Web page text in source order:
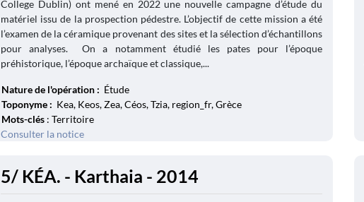
College Dublin) ont mené en 2022 une nouvelle campagne d’étude du
matériel issu de la prospection pédestre. L’objectif de cette mission a été
l’examen de la céramique provenant des sites et la sélection d’échantillons
pour analyses. On a notamment étudié les pates pour l’époque
préhistorique, l’époque archaïque et classique,...
Nature de l'opération : Étude
Toponyme : Kea, Keos, Zea, Céos, Tzia, region_fr, Grèce
Mots-clés : Territoire
Consulter la notice
5/ KÉA. - Karthaia - 2014